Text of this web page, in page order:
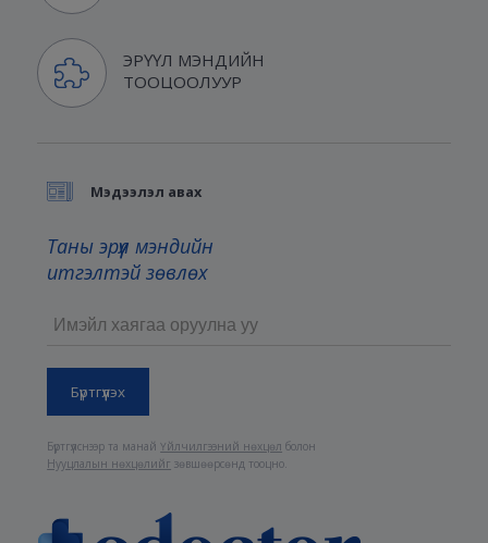
ЭРҮҮЛ МЭНДИЙН
ТООЦООЛУУР
Мэдээлэл авах
Таны эрүүл мэндийн
итгэлтэй зөвлөх
Бүртгүүлснээр та манайҮйлчилгээний нөхцөл болон
Нууцлалын нөхцөлийг зөвшөөрсөнд тооцно.